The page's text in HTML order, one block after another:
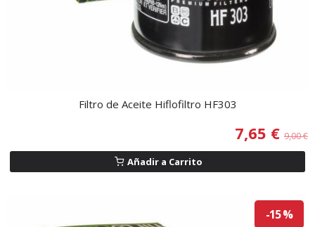
Filtro de Aceite Hiflofiltro HF303
7,65 € 9,00 €
Añadir a Carrito
-15 %